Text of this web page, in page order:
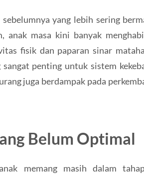
sebelumnya yang lebih sering
anak masa kini banyak
fisik dan paparan sinar
penting untuk sistem
juga berdampak pada
Belum Optimal
memang masih dalam